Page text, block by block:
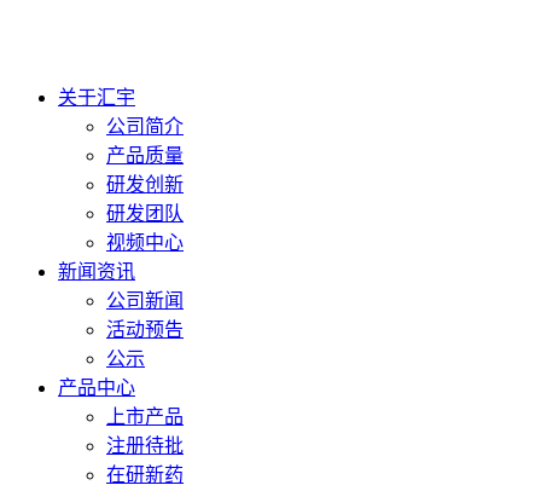
关于汇宇
公司简介
产品质量
研发创新
研发团队
视频中心
新闻资讯
公司新闻
活动预告
公示
产品中心
上市产品
注册待批
在研新药